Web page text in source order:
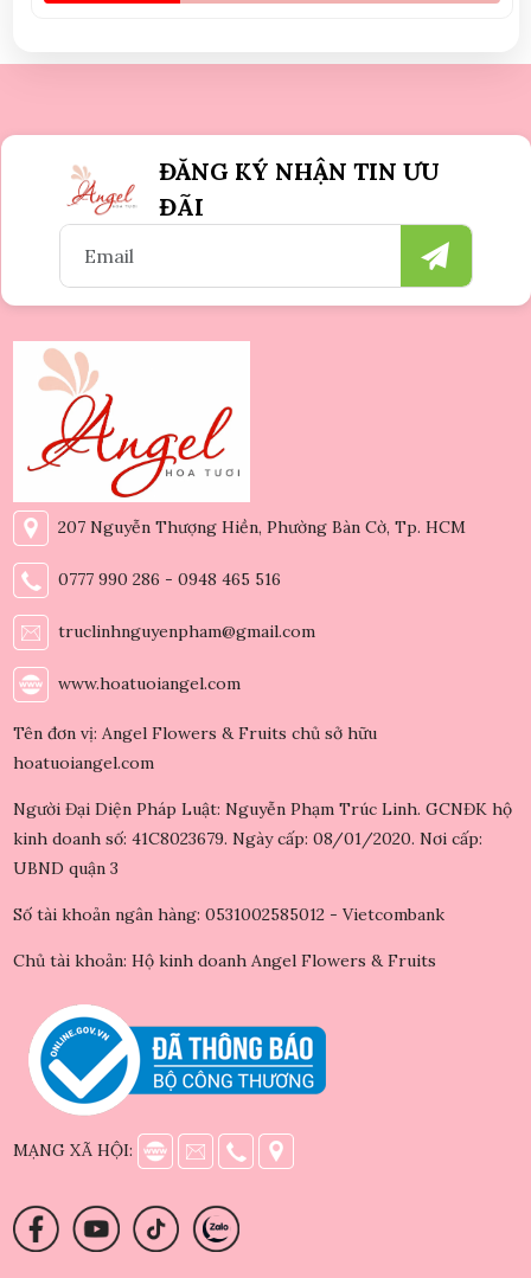
ĐĂNG KÝ NHẬN TIN ƯU
ĐÃI
207 Nguyễn Thượng Hiền, Phường Bàn Cờ, Tp. HCM
0777 990 286 - 0948 465 516
truclinhnguyenpham@gmail.com
www.hoatuoiangel.com
Tên đơn vị: Angel Flowers & Fruits chủ sở hữu
hoatuoiangel.com
Người Đại Diện Pháp Luật: Nguyễn Phạm Trúc Linh. GCNĐK hộ
kinh doanh số: 41C8023679. Ngày cấp: 08/01/2020. Nơi cấp:
UBND quận 3
Số tài khoản ngân hàng: 0531002585012 - Vietcombank
Chủ tài khoản: Hộ kinh doanh Angel Flowers & Fruits
MẠNG XÃ HỘI: